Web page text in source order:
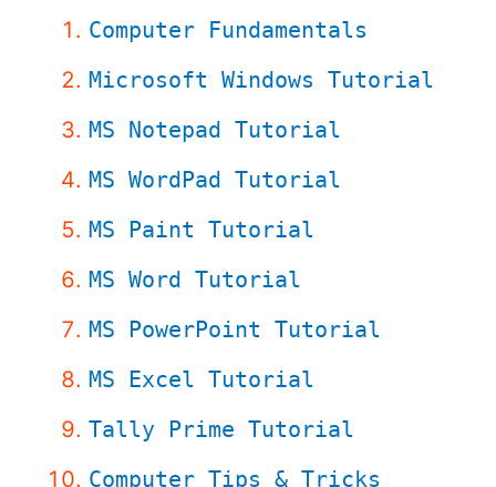
Computer Fundamentals
Microsoft Windows Tutorial
MS Notepad Tutorial
MS WordPad Tutorial
MS Paint Tutorial
MS Word Tutorial
MS PowerPoint Tutorial
MS Excel Tutorial
Tally Prime Tutorial
Computer Tips & Tricks